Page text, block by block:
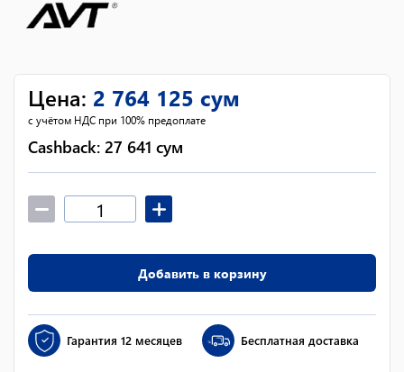
Цена: 2 764 125 сум
с учётом НДС при 100% предоплате
Cashback: 27 641 сум
Добавить в корзину
Гарантия 12 месяцев Бесплатная доставка